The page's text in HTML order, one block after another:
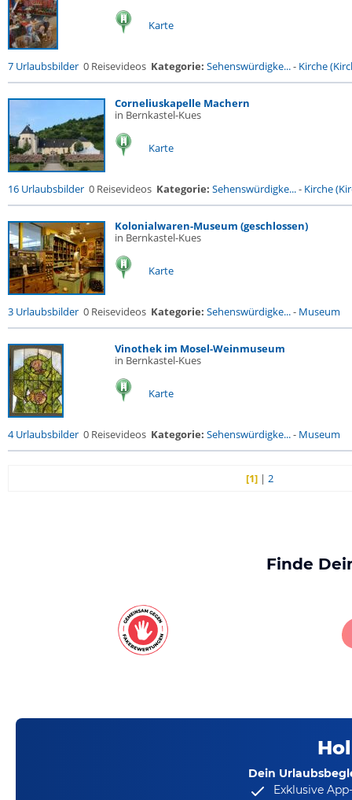
Karte
7 Urlaubsbilder 0 Reisevideos Kategorie: Sehenswürdigke...- Kirche
Corneliuskapelle Machern
in Bernkastel-Kues
Karte
16 Urlaubsbilder 0 Reisevideos Kategorie: Sehenswürdigke...- Kirche
Kolonialwaren-Museum (geschlossen)
in Bernkastel-Kues
Karte
3 Urlaubsbilder 0 Reisevideos Kategorie: Sehenswürdigke...- Museum
Vinothek im Mosel-Weinmuseum
in Bernkastel-Kues
Karte
4 Urlaubsbilder 0 Reisevideos Kategorie: Sehenswürdigke...- Museum
[1] |2
Finde
Dein
Exklusive